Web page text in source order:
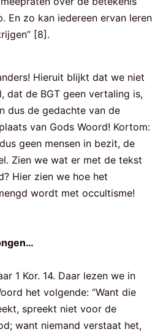
En zo kan iedereen ervan leren
[8].
Hieruit blijkt dat we niet
dat de BGT geen vertaling is,
dus de gedachte van de
van Gods Woord! Kortom:
geen mensen in bezit, de
Zien we wat er met de tekst
Hier zien we hoe het
wordt met occultisme!
1 Kor. 14. Daar lezen we in
het volgende: “Want die
spreekt niet voor de
want niemand verstaat het,